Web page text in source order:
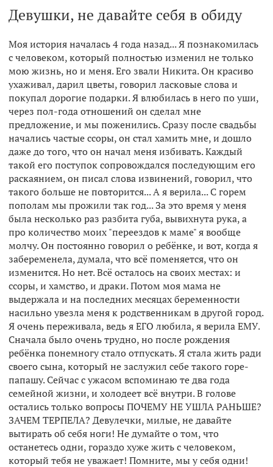
Девушки, не давайте себя в обиду
Моя история началась 4 года назад... Я познакомилась
с человеком, который полностью изменил не только
мою жизнь, но и меня. Его звали Никита. Он красиво
ухаживал, дарил цветы, говорил ласковые слова и
покупал дорогие подарки. Я влюбилась в него по уши,
через пол-года отношений он сделал мне
предложение, и мы поженились. Сразу после свадьбы
начались частые ссоры, он стал хамить мне, и дошло
даже до того, что он начал меня избивать. Каждый
такой его поступок сопровождался последующим его
раскаянием, он писал слова извинений, говорил, что
такого больше не повторится... А я верила... С горем
пополам мы прожили так год... За это время у меня
была несколько раз разбита губа, вывихнута рука, а
про количество моих "переездов к маме" я вообще
молчу. Он постоянно говорил о ребёнке, и вот, когда я
забеременела, думала, что всё поменяется, что он
изменится. Но нет. Всё осталось на своих местах: и
ссоры, и хамство, и драки. Потом моя мама не
выдержала и на последних месяцах беременности
насильно увезла меня к родственникам в другой город.
Я очень переживала, ведь я ЕГО любила, я верила ЕМУ.
Сначала было очень трудно, но после рождения
ребёнка понемногу стало отпускать. Я стала жить ради
своего сына, который не заслужил себе такого горе-
папашу. Сейчас с ужасом вспоминаю те два года
семейной жизни, и холодеет всё внутри. В голове
остались только вопросы ПОЧЕМУ НЕ УШЛА РАНЬШЕ?
ЗАЧЕМ ТЕРПЕЛА? Девулечки, милые, не давайте
вытирать об себя ноги! Не думайте о том, что
останетесь одни, гораздо хуже жить с человеком,
который тебя не уважает! Помните, мы у себя одни!